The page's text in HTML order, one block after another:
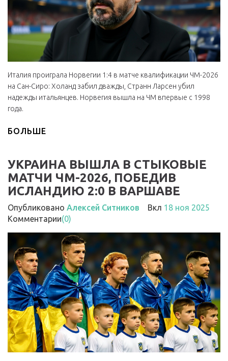
Италия проиграла Норвегии 1:4 в матче квалификации ЧМ-2026
на Сан-Сиро: Холанд забил дважды, Странн Ларсен убил
надежды итальянцев. Норвегия вышла на ЧМ впервые с 1998
года.
БОЛЬШЕ
УКРАИНА ВЫШЛА В СТЫКОВЫЕ
МАТЧИ ЧМ-2026, ПОБЕДИВ
ИСЛАНДИЮ 2:0 В ВАРШАВЕ
Опубликовано Алексей Ситников Вкл 18 ноя 2025
Комментарии(0)